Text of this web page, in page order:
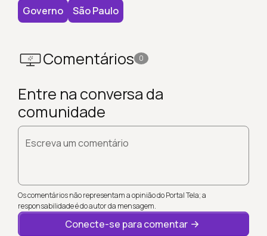
Governo
São Paulo
Comentários 0
Entre na conversa da
comunidade
Escreva um comentário
Os comentários não representam a opinião do Portal Tela; a
responsabilidade é do autor da mensagem.
Conecte-se para comentar